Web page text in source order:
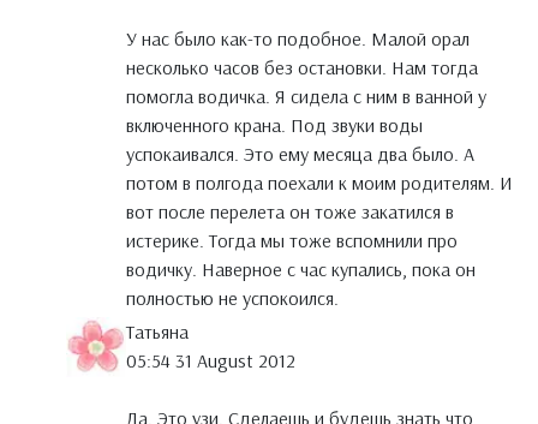
У нас было как-то подобное. Малой орал
несколько часов без остановки. Нам тогда
помогла водичка. Я сидела с ним в ванной у
включенного крана. Под звуки воды
успокаивался. Это ему месяца два было. А
потом в полгода поехали к моим родителям. И
вот после перелета он тоже закатился в
истерике. Тогда мы тоже вспомнили про
водичку. Наверное с час купались, пока он
полностью не успокоился.
Татьяна
05:54 31 August 2012
Да. Это узи. Сделаешь и будешь знать что